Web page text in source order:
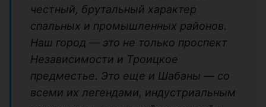
честный, брутальный характер
спальных и промышленных районов.
Наш город — это не только проспект
Независимости и Троицкое
предместье. Это еще и Шабаны — со
всеми их легендами, индустриальным